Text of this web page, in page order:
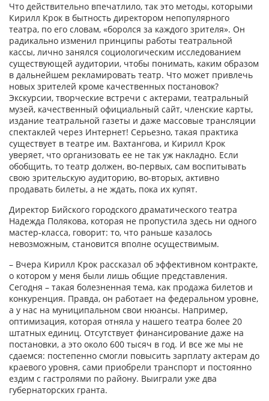
Что действительно впечатлило, так это методы, которыми
Кирилл Крок в бытность директором непопулярного
театра, по его словам, «боролся за каждого зрителя». Он
радикально изменил принципы работы театральной
кассы, лично занялся социологическим исследованием
существующей аудитории, чтобы понимать, каким образом
в дальнейшем рекламировать театр. Что может привлечь
новых зрителей кроме качественных постановок?
Экскурсии, творческие встречи с актерами, театральный
музей, качественный официальный сайт, членские карты,
издание театральной газеты и даже массовые трансляции
спектаклей через Интернет! Серьезно, такая практика
существует в театре им. Вахтангова, и Кирилл Крок
уверяет, что организовать ее не так уж накладно. Если
обобщить, то театр должен, во-первых, сам воспитывать
свою зрительскую аудиторию, во-вторых, активно
продавать билеты, а не ждать, пока их купят.
Директор Бийского городского драматического театра
Надежда Полякова, которая не пропустила здесь ни одного
мастер-класса, говорит: то, что раньше казалось
невозможным, становится вполне осуществимым.
– Вчера Кирилл Крок рассказал об эффективном контракте,
о котором у меня были лишь общие представления.
Сегодня – такая болезненная тема, как продажа билетов и
конкуренция. Правда, он работает на федеральном уровне,
а у нас на муниципальном свои нюансы. Например,
оптимизация, которая отняла у нашего театра более 20
штатных единиц. Отсутствует финансирование даже на
постановки, а это около 600 тысяч в год. И все же мы не
сдаемся: постепенно смогли повысить зарплату актерам до
краевого уровня, сами приобрели транспорт и постоянно
ездим с гастролями по району. Выиграли уже два
губернаторских гранта.